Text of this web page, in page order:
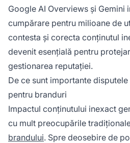
Google AI Overviews și
cumpărare pentru milioane de
contesta și corecta conținutul
devenit esențială pentru
gestionarea reputației.
De ce sunt importante
pentru branduri
Impactul conținutului inexact
cu mult preocupările
brandului. Spre deosebire de